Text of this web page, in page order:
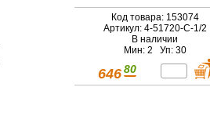
Код товара: 153074
Артикул: 4-51720-C-1/2
В наличии
Мин: 2 Уп: 30
646 80